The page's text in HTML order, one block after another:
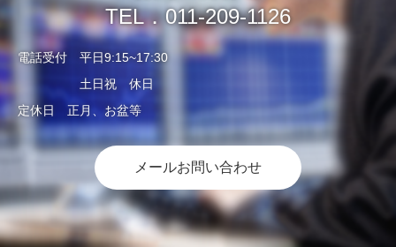
TEL．011-209-1126
電話受付 平日9:15~17:30
土日祝 休日
定休日 正月、お盆等
メールお問い合わせ